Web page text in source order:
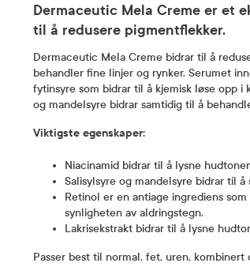
Dermaceutic Mela Creme er et
til å redusere pigmentflekker.
Dermaceutic Mela Creme bidrar til å
behandler fine linjer og rynker. Serumet
fytinsyre som bidrar til å kjemisk løse opp
og mandelsyre bidrar samtidig til å
Viktigste egenskaper:
Niacinamid bidrar til å lysne
Salisylsyre og mandelsyre bidrar til
Retinol er en antiage ingrediens
synligheten av aldringstegn.
Lakrisekstrakt bidrar til å lysne
Passer best til normal, fet, uren, kombinert